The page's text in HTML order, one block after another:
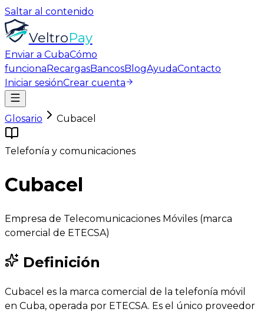
Saltar al contenido
VeltroPay
Enviar a CubaCómo
funcionaRecargasBancosBlogAyudaContacto
Iniciar sesiónCrear cuenta
Glosario Cubacel
Telefonía y comunicaciones
Cubacel
Empresa de Telecomunicaciones Móviles (marca
comercial de ETECSA)
Definición
Cubacel es la marca comercial de la telefonía móvil
en Cuba, operada por ETECSA. Es el único proveedor